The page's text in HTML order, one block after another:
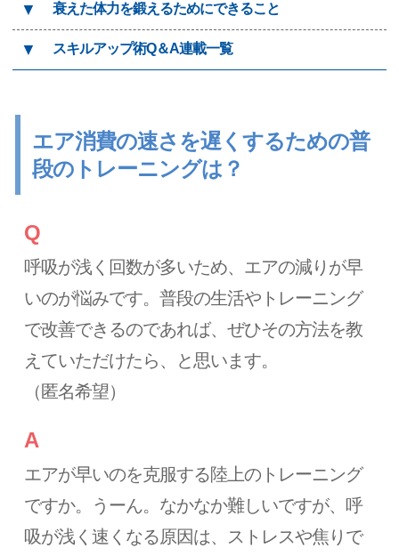
▼ 衰えた体力を鍛えるためにできること
▼ スキルアップ術Q＆A連載一覧
エア消費の速さを遅くするための普
段のトレーニングは？
Q
呼吸が浅く回数が多いため、エアの減りが早
いのが悩みです。普段の生活やトレーニング
で改善できるのであれば、ぜひその方法を教
えていただけたら、と思います。
（匿名希望）
A
エアが早いのを克服する陸上のトレーニング
ですか。うーん。なかなか難しいですが、呼
吸が浅く速くなる原因は、ストレスや焦りで